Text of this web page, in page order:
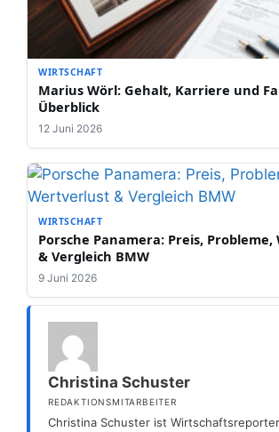
WIRTSCHAFT
Marius Wörl: Gehalt, Karriere und
Überblick
12 Juni 2026
WIRTSCHAFT
Porsche Panamera: Preis,
& Vergleich BMW
9 Juni 2026
Christina Schuster
REDAKTIONSMITARBEITER
Christina Schuster ist